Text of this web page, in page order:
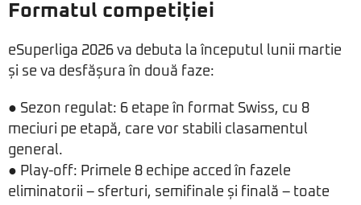
Formatul competiției
eSuperliga 2026 va debuta la începutul lunii martie
și se va desfășura în două faze:
● Sezon regulat: 6 etape în format Swiss, cu 8
meciuri pe etapă, care vor stabili clasamentul
general.
● Play-off: Primele 8 echipe acced în fazele
eliminatorii – sferturi, semifinale și finală – toate